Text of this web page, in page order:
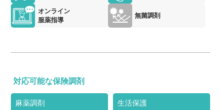
オンライン
服薬指導
無菌調剤
対応可能な保険調剤
麻薬調剤 生活保護